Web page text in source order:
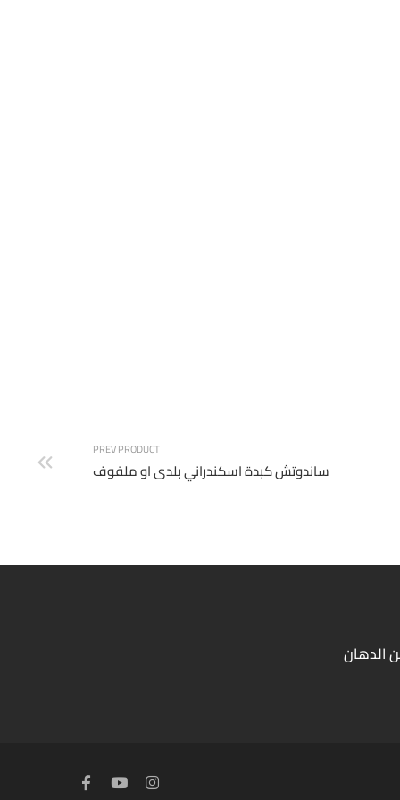
PREV PRODUCT
ساندوتش كبدة اسكندراني بلدى او ملفوف
الدهان